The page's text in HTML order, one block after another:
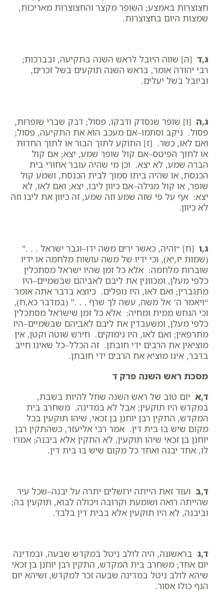
חצוצרות באמצע; השופר מקצר והחצוצרות מאריכות,
שמצות היום בחצוצרות.
ג,ד [ה] שווה היובל לראש השנה בתקיעה, ובברכות;
רבי יהודה אומר, בראש השנה תוקעים בשל זכרים,
וביובל בשל יעלים.
ג,ה [ו] שופר שנסדק ודבקו, פסול; דבק שברי שופרות,
פסול. ניקב וסתמו–אם מעכב הוא את התקיעה, פסול;
ואם לאו, כשר. [ז] התוקע לתוך הבור או לתוך החדות
או לתוך הפיטס–אם קול שופר שמע, יצא; אם קול
הברה שמע, לא יצא. וכן מי שהיה עובר אחורי בית
הכנסת, או שהיה ביתו סמוך לבית הכנסת, ושמע קול
שופר, או קול מגילה–אם כיוון ליבו, יצא; ואם לאו, לא
יצא: אף על פי שזה שמע וזה שמע, זה כיוון את ליבו וזה
לא כיוון.
ג,ו [ח] “והיה, כאשר ירים משה ידו–וגבר ישראל . . .”
(שמות יז,יא), וכי ידיו של משה עושות מלחמה או ידיו
שוברות מלחמה: אלא כל זמן שהיו ישראל מסתכלין
כלפי מעלן, ומכוונין את ליבם לאביהם שבשמיים–היו
מתגברין; ואם לאו, היו נופלים. כיוצא בדבר אתה אומר
“ויאמר ה’ אל משה, עשה לך שרף . . .” (במדבר כא,ח),
וכי הנחש ממית ומחיה: אלא כל זמן שישראל מסתכלין
כלפי מעלן, ומשעבדין את ליבם לאביהם שבשמיים–היו
מתרפאין; ואם לאו, היו נימוקים. חירש שוטה וקטן, אין
מוציאין את הרבים ידי חובתן. זה הכלל–כל שאינו חייב
בדבר, אינו מוציא את הרבים ידי חובתן.
מסכת ראש השנה פרק ד
ד,א יום טוב של ראש השנה שחל להיות בשבת,
במקדש היו תוקעין; אבל לא במדינה. משחרב בית
המקדש, התקין רבן יוחנן בן זכאי, שיהו תוקעין בכל
מקום שיש בו בית דין. אמר רבי אליעזר, כשהתקין רבן
יוחנן בן זכאי שיהו תוקעין, לא התקין אלא ביבנה; אמרו
לו, אחד יבנה ואחד כל מקום שיש בו בית דין.
ד,ב ועוד זאת הייתה ירושלים יתרה על יבנה–שכל עיר
שהייתה רואה ושומעת וקרובה ויכולה לבוא, תוקעין בה;
וביבנה, לא היו תוקעין אלא בבית דין בלבד.
ד,ג בראשונה, היה לולב ניטל במקדש שבעה, ובמדינה
יום אחד; משחרב בית המקדש, התקין רבן יוחנן בן זכאי
שיהא לולב ניטל במדינה שבעה זכר למקדש, ושיהא יום
הנף כולו אסור.